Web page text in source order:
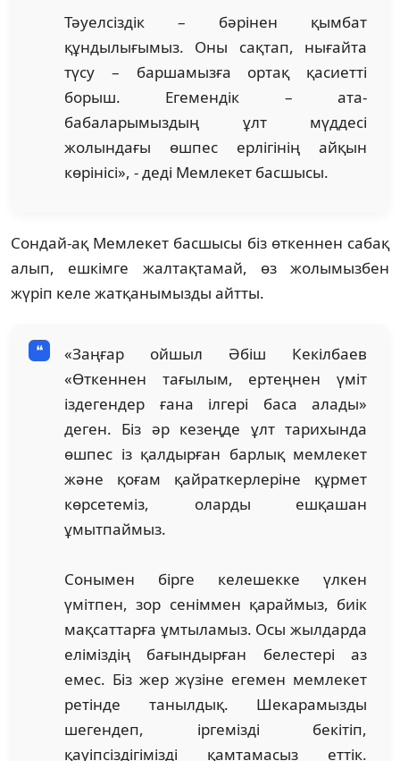
Тәуелсіздік – бәрінен қымбат
құндылығымыз. Оны сақтап, нығайта
түсу – баршамызға ортақ қасиетті
борыш. Егемендік – ата-
бабаларымыздың ұлт мүддесі
жолындағы өшпес ерлігінің айқын
көрінісі», - деді Мемлекет басшысы.
Сондай-ақ Мемлекет басшысы біз өткеннен сабақ
алып, ешкімге жалтақтамай, өз жолымызбен
жүріп келе жатқанымызды айтты.
«Заңғар ойшыл Әбіш Кекілбаев
«Өткеннен тағылым, ертеңнен үміт
іздегендер ғана ілгері баса алады»
деген. Біз әр кезеңде ұлт тарихында
өшпес із қалдырған барлық мемлекет
және қоғам қайраткерлеріне құрмет
көрсетеміз, оларды ешқашан
ұмытпаймыз.
Сонымен бірге келешекке үлкен
үмітпен, зор сеніммен қараймыз, биік
мақсаттарға ұмтыламыз. Осы жылдарда
еліміздің бағындырған белестері аз
емес. Біз жер жүзіне егемен мемлекет
ретінде танылдық. Шекарамызды
шегендеп, іргемізді бекітіп,
қауіпсіздігімізді қамтамасыз еттік.